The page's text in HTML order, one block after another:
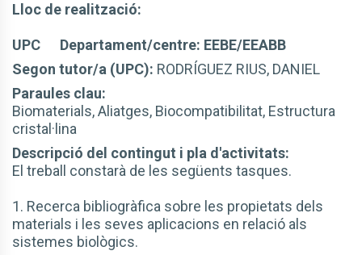
Lloc de realització:
UPC
Departament/centre: EEBE/EEABB
Segon tutor/a (UPC): RODRÍGUEZ RIUS, DANIEL
Paraules clau:
Biomaterials, Aliatges, Biocompatibilitat, Estructura
cristal·lina
Descripció del contingut i pla d'activitats:
El treball constarà de les següents tasques.
1. Recerca bibliogràfica sobre les propietats dels
materials i les seves aplicacions en relació als
sistemes biològics.